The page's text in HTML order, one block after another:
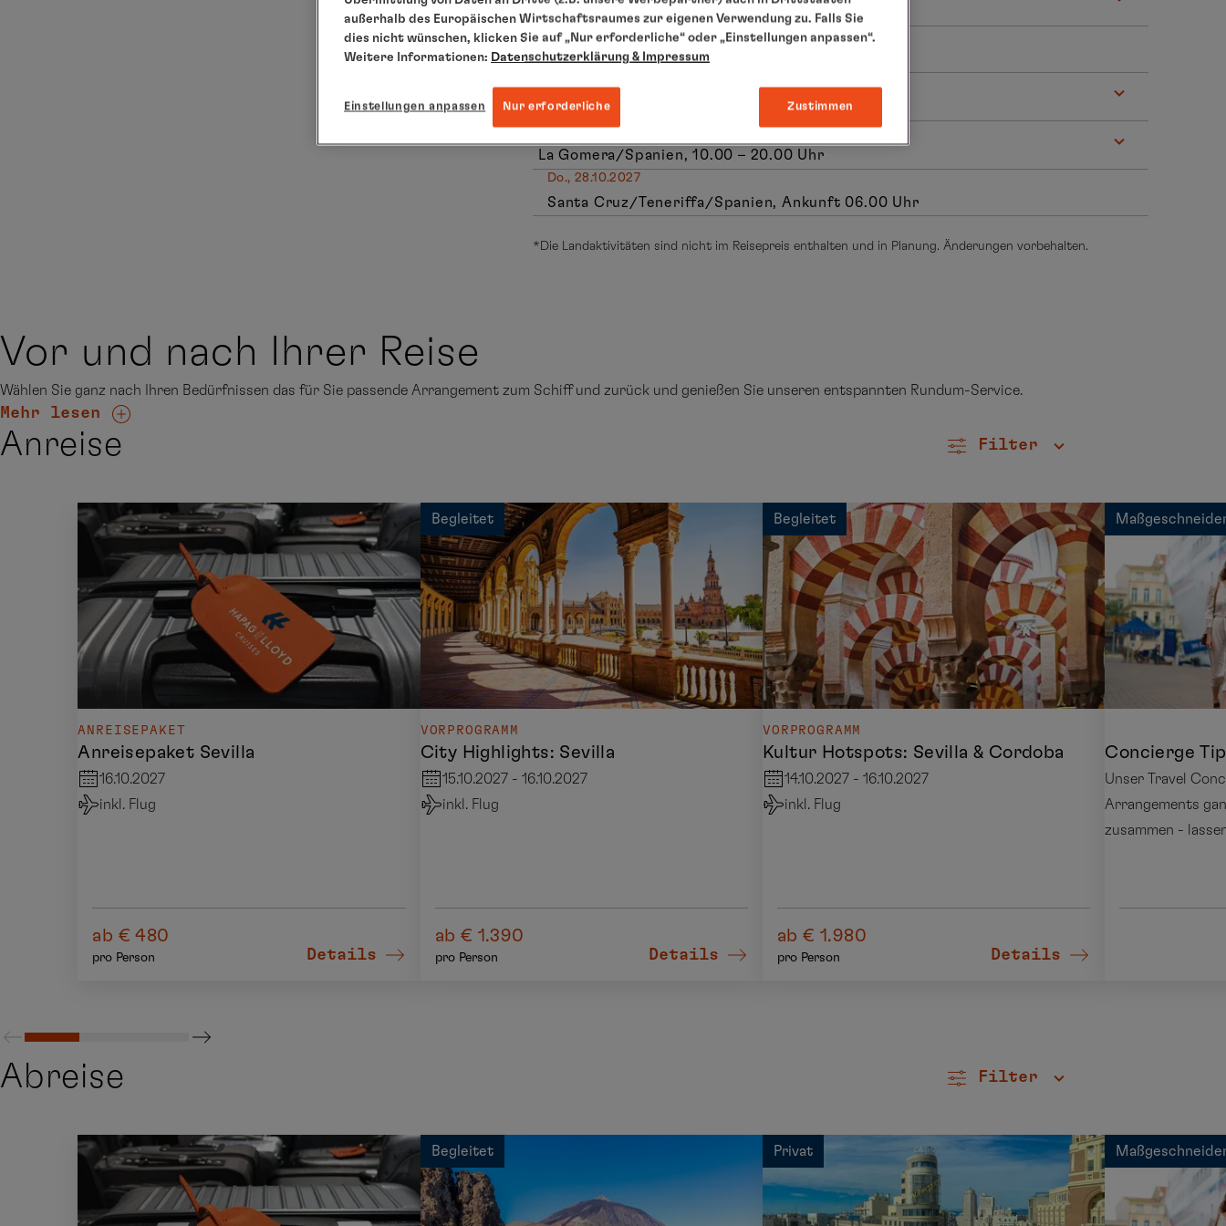
Casablanca/Marokko, 08.00 – 17.00 Uhr
Mo., 25.10.2027
Entspannung auf See
Lanzarote/Spanien, 08.00 – 16.00 Uhr
Mi., 27.10.2027
La Gomera/Spanien, 10.00 – 20.00 Uhr
Do., 28.10.2027
Santa Cruz/Teneriffa/Spanien, Ankunft 06.00 Uhr
*Die Landaktivitäten sind nicht im Reisepreis enthalten und in Planung. Änderungen vorbehalten.
Vor und nach Ihrer Reise
Wählen Sie ganz nach Ihren Bedürfnissen das für Sie passende Arrangement zum Schiff und zurück und genießen Sie unseren entspannten Rundum-Service.
Mehr lesen
Anreise Filter
ANREISEPAKET
Anreisepaket Sevilla
16.10.2027
inkl. Flug
ab € 480
pro Person Details
Begleitet
VORPROGRAMM
City Highlights: Sevilla
15.10.2027 - 16.10.2027
inkl. Flug
ab € 1.390
pro Person Details
Begleitet
VORPROGRAMM
Kultur Hotspots: Sevilla & Cordoba
14.10.2027 - 16.10.2027
inkl. Flug
ab € 1.980
pro Person Details
Unser Travel
Arrangements
zusammen -
Abreise Filter
Begleitet Privat
außerhalb des Europäischen Wirtschaftsraumes zur eigenen Verwendung zu. Falls Sie
dies nicht wünschen, klicken Sie auf „Nur erforderliche“ oder „Einstellungen anpassen“.
Weitere Informationen: Datenschutzerklärung & Impressum
Einstellungen anpassen Nur erforderliche Zustimmen